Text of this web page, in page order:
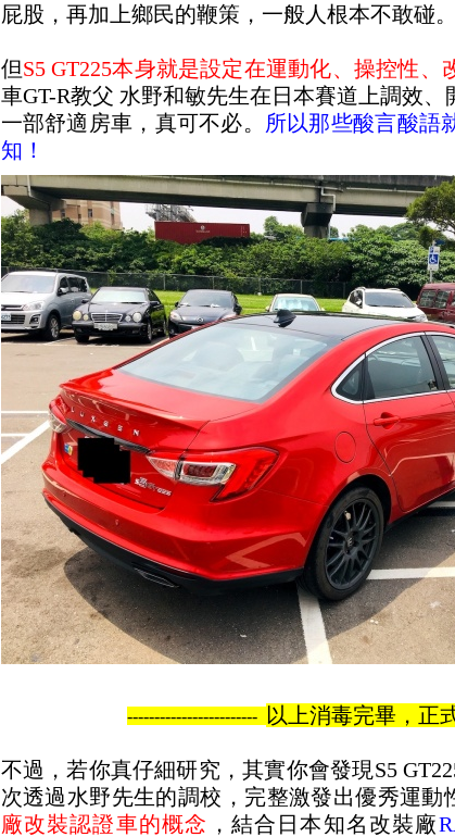
屁股，再加上鄉民的鞭策，一般人根本不敢碰。
但S5 GT225本身就是設定在運動化、操控性、
車GT-R教父 水野和敏先生在日本賽道上調效
一部舒適房車，真可不必。 所以那些酸言酸語
知！
------------------------ 以上消毒完畢，正
不過，若你真仔細研究，其實你會發現S5
次透過水野先生的調校，完整激發出優秀運動
廠改裝認證車的概念 ，結合日本知名改裝廠